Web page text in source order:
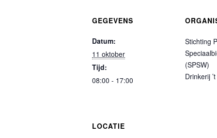
GEGEVENS
Datum:
11 oktober
Tijd:
08:00 - 17:00
Stichting
(SPSW)
Drinkerij
LOCATIE